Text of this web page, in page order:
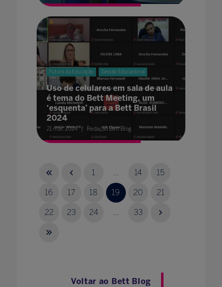
Futuro da Educação Gestão Educacional
Uso de celulares em sala de aula
é tema do Bett Meeting, um
‘esquenta’ para a Bett Brasil
2024
21 mar. 2024 Redação Bett Blog
1 ... 14 15
16 17 18 19 20 21
22 23 24 ... 33
Voltar ao Bett Blog